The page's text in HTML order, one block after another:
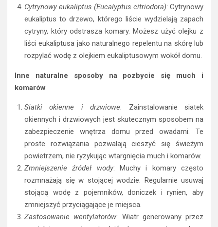
Cytrynowy eukaliptus (Eucalyptus citriodora): Cytrynowy
eukaliptus to drzewo, którego liście wydzielają zapach
cytryny, który odstrasza komary. Możesz użyć olejku z
liści eukaliptusa jako naturalnego repelentu na skórę lub
rozpylać wodę z olejkiem eukaliptusowym wokół domu.
Inne naturalne sposoby na pozbycie się much i
komarów
Siatki okienne i drzwiowe: Zainstalowanie siatek
okiennych i drzwiowych jest skutecznym sposobem na
zabezpieczenie wnętrza domu przed owadami. Te
proste rozwiązania pozwalają cieszyć się świeżym
powietrzem, nie ryzykując wtargnięcia much i komarów.
Zmniejszenie źródeł wody: Muchy i komary często
rozmnażają się w stojącej wodzie. Regularnie usuwaj
stojącą wodę z pojemników, doniczek i rynien, aby
zmniejszyć przyciągające je miejsca.
Zastosowanie wentylatorów: Wiatr generowany przez